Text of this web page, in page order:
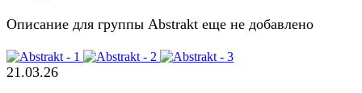
Описание для группы Abstrakt еще не добавлено
21.03.26